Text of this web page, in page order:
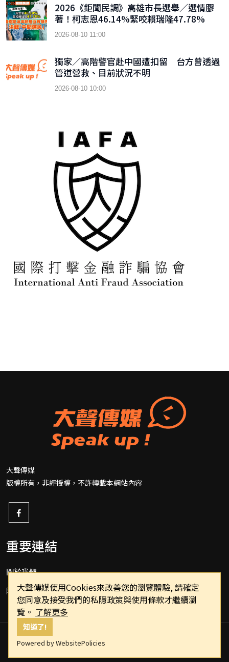
大聲傳媒使用Cookies來改善您的瀏覽體驗, 請確定
您同意及接受我們的私隱政策與使用條款才繼續瀏
覽。 了解更多
知道了!
Powered by WebsitePolicies
2026《鉅聞民調》高雄市長選舉／選情膠
著！柯志恩46.14%緊咬賴瑞隆47.78%
各選區及年齡層互有領先 決戰「中間選
民」
2026-08-10 11:00
獨家／高階警官赴中國遭扣留 台方曾透過
管道營救、目前狀況不明
2026-08-10 10:00
大聲傳媒
版權所有，非經授權，不許轉載本網站內容
重要連結
關於我們
隱私權政策
Copyright © 2022 speakupppp.com All Rights Reserved.